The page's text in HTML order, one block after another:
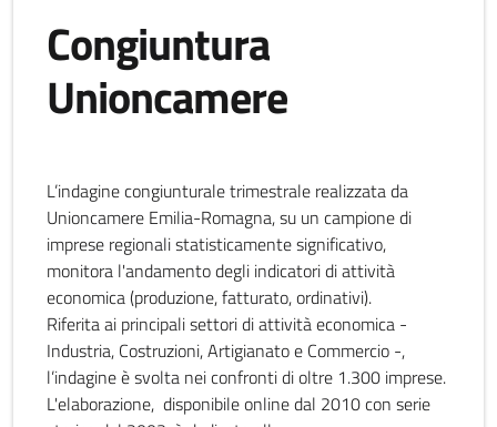
Congiuntura
Unioncamere
L’indagine congiunturale trimestrale realizzata da
Unioncamere Emilia-Romagna, su un campione di
imprese regionali statisticamente significativo,
monitora l'andamento degli indicatori di attività
economica (produzione, fatturato, ordinativi).
Riferita ai principali settori di attività economica -
Industria, Costruzioni, Artigianato e Commercio -,
l’indagine è svolta nei confronti di oltre 1.300 imprese.
L'elaborazione, disponibile online dal 2010 con serie